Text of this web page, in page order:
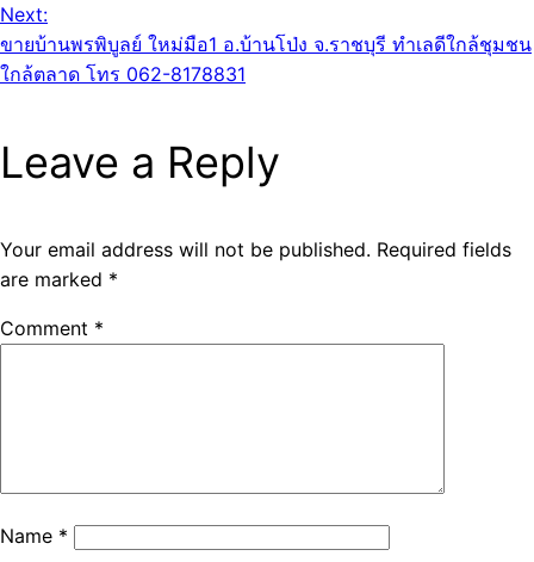
Next:
ขายบ้านพรพิบูลย์ ใหม่มือ1 อ.บ้านโป่ง จ.ราชบุรี ทำเลดีใกล้ชุมชน
ใกล้ตลาด โทร 062-8178831
Leave a Reply
Your email address will not be published. Required fields
are marked *
Comment *
Name *